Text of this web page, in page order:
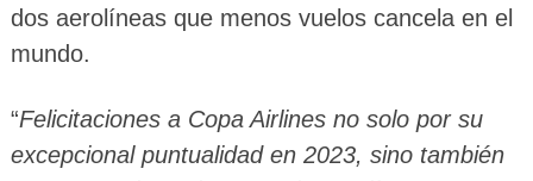
dos aerolíneas que menos vuelos cancela en el
mundo.
“Felicitaciones a Copa Airlines no solo por su
excepcional puntualidad en 2023, sino también